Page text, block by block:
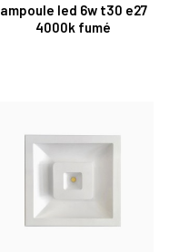
ampoule led 6w t30 e27
4000k fumé